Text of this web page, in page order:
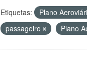
Etiquetas: Plano
passageiro
Plano